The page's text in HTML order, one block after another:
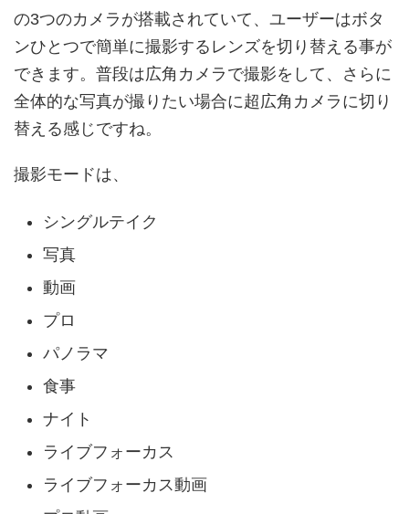
の3つのカメラが搭載されていて、ユーザーはボタ
ンひとつで簡単に撮影するレンズを切り替える事が
できます。普段は広角カメラで撮影をして、さらに
全体的な写真が撮りたい場合に超広角カメラに切り
替える感じですね。
撮影モードは、
シングルテイク
写真
動画
プロ
パノラマ
食事
ナイト
ライブフォーカス
ライブフォーカス動画